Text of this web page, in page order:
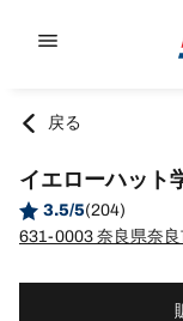
戻る
イエローハット
3.5/5(204)
631-0003 奈良県奈